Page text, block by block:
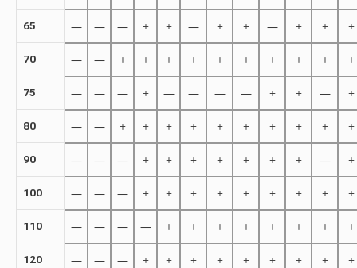
65 — — — + + — + + — + + +
70 — — + + + + + + + + + +
75 — — — + — — — — + + — +
80 — — + + + + + + + + + +
90 — — — + + + + + + + — +
100 — — — + + + + + + + + +
110 — — — — + + + + + + + +
120 — — — + + + + + + + + +